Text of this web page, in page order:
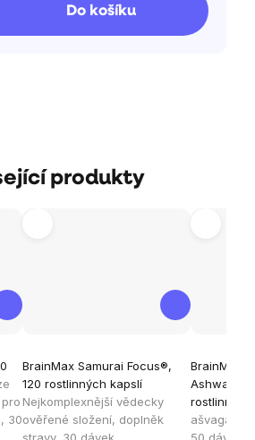
Do košíku
produkty
30
BrainMax Samurai Focus®,
120 rostlinných kapslí
Nejkomplexnější vědecky
ověřené složení, doplněk
hodnocení
produktu
je
BrainMax
produktu
je